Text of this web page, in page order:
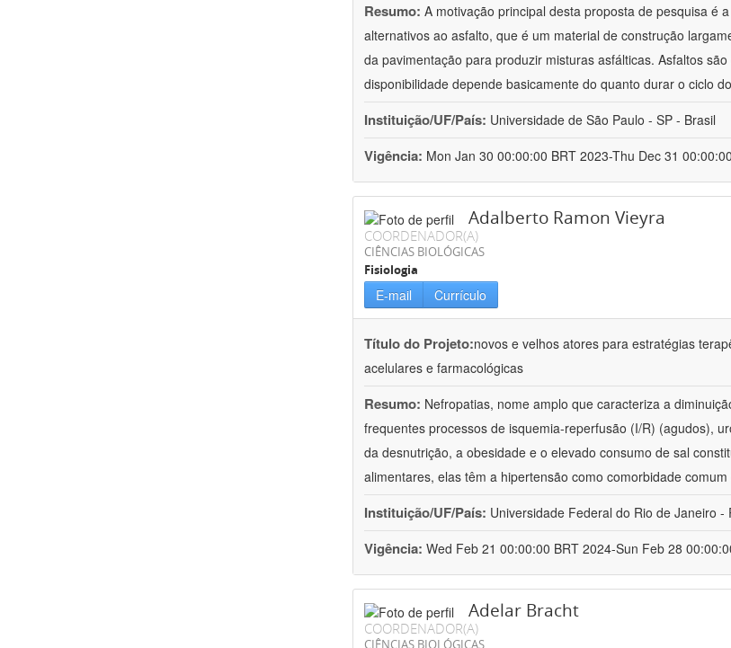
Resumo: A motivação principal desta proposta de pesquisa é
alternativos ao asfalto, que é um material de construção
da pavimentação para produzir misturas asfálticas. Asfaltos
disponibilidade depende basicamente do quanto durar o ciclo
Instituição/UF/País: Universidade de São Paulo - SP - Brasil
Vigência: Mon Jan 30 00:00:00 BRT 2023-Thu Dec 31
Adalberto Ramon Vieyra
COORDENADOR(A)
CIÊNCIAS BIOLÓGICAS
Fisiologia
E-mail Currículo
Título do Projeto:novos e velhos atores para estratégias
acelulares e farmacológicas
Resumo: Nefropatias, nome amplo que caracteriza a
frequentes processos de isquemia-reperfusão (I/R) (agudos),
da desnutrição, a obesidade e o elevado consumo de sal
alimentares, elas têm a hipertensão como comorbidade
Instituição/UF/País: Universidade Federal do Rio de Janeiro -
Vigência: Wed Feb 21 00:00:00 BRT 2024-Sun Feb 28
Adelar Bracht
COORDENADOR(A)
CIÊNCIAS BIOLÓGICAS